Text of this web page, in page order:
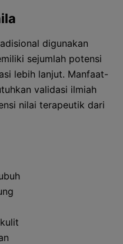
digunakan
sejumlah potensi
lebih lanjut. Manfaat-
validasi ilmiah
nilai terapeutik dari